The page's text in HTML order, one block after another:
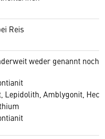
Reis
weder genannt noch
Lepidolith, Amblygonit,